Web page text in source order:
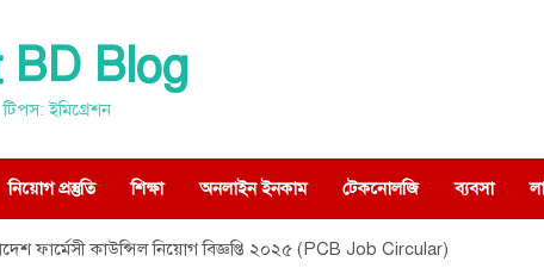
Blog
ইমিগ্রেশন
নিয়োগ প্রস্তুতি শিক্ষা অনলাইন ইনকাম টেকনোলজি ব্যবসা
ফার্মেসী কাউন্সিল নিয়োগ বিজ্ঞপ্তি ২০২৫ (PCB Job Circular)